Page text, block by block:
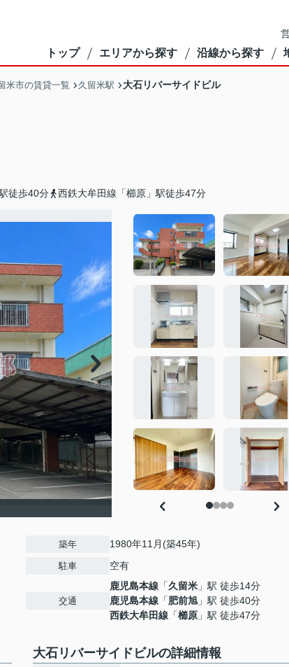
トップ エリアから探す 沿線から探す
米市の賃貸一覧 久留米駅 大石リバーサイドビル
徒歩40分 西鉄大牟田線「櫛原」駅徒歩47分
築年 1980年11月(築45年)
駐車 空有
交通
鹿児島本線 「久留米 」駅 徒歩14分
鹿児島本線 「肥前旭 」駅 徒歩40分
西鉄大牟田線 「櫛原 」駅 徒歩47分
大石リバーサイドビルの詳細情報